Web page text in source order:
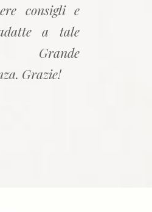
consigli e
a tale
Grande
Grazie!